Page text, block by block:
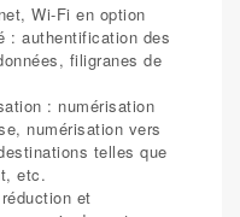
Wi-Fi en option
: authentification des
filigranes de
: numérisation
numérisation vers
telles que
etc.
et